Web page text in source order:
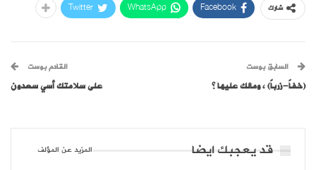
شارك Facebook
WhatsApp
Twitter
السابق بوست
(خفاً-زرباً) ، ومالك عليها ؟
القادم بوست
على سلامتك أسي سعدون
قد يعجبك ايضا المزيد عن المؤلف